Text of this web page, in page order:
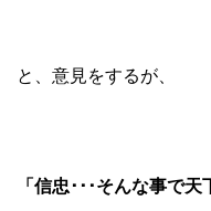
と、意見をするが、
「信忠･･･そんな事で天